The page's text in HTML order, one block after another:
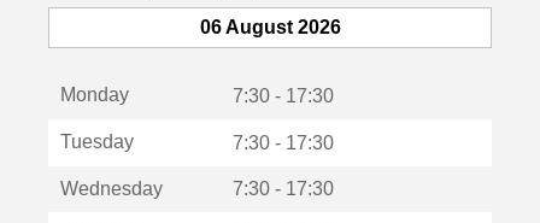
с
06 August 2026
Monday 7:30 - 17:30
Tuesday 7:30 - 17:30
Wednesday 7:30 - 17:30